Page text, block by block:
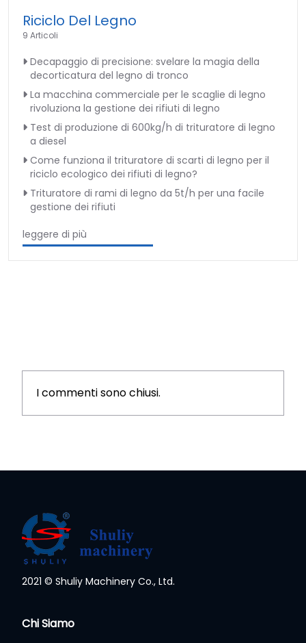
Riciclo Del Legno
9 Articoli
Decapaggio di precisione: svelare la magia della
decorticatura del legno di tronco
La macchina commerciale per le scaglie di legno
rivoluziona la gestione dei rifiuti di legno
Test di produzione di 600kg/h di trituratore di legno
a diesel
Come funziona il trituratore di scarti di legno per il
riciclo ecologico dei rifiuti di legno?
Trituratore di rami di legno da 5t/h per una facile
gestione dei rifiuti
leggere di più
I commenti sono chiusi.
2021 © Shuliy Machinery Co., Ltd.
Chi Siamo